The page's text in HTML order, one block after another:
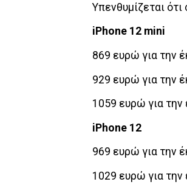
Υπενθυμίζεται
iPhone 12 mini
869 ευρώ για την
929 ευρώ για την
1059 ευρώ για
iPhone 12
969 ευρώ για την
1029 ευρώ για